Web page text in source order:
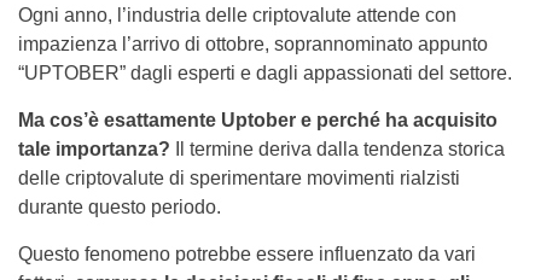
Ogni anno, l’industria delle criptovalute attende con
impazienza l’arrivo di ottobre, soprannominato appunto
“UPTOBER” dagli esperti e dagli appassionati del settore.
Ma cos’è esattamente Uptober e perché ha acquisito
tale importanza? Il termine deriva dalla tendenza storica
delle criptovalute di sperimentare movimenti rialzisti
durante questo periodo.
Questo fenomeno potrebbe essere influenzato da vari